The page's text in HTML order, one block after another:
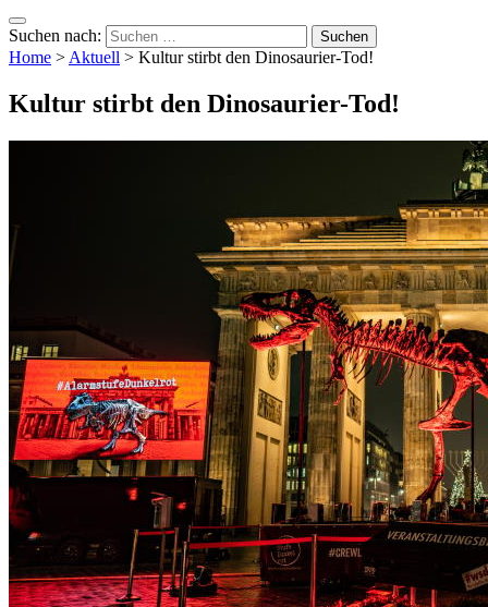
Suchen nach:
Home >Aktuell > Kultur stirbt den Dinosaurier-Tod!
Kultur stirbt den Dinosaurier-Tod!